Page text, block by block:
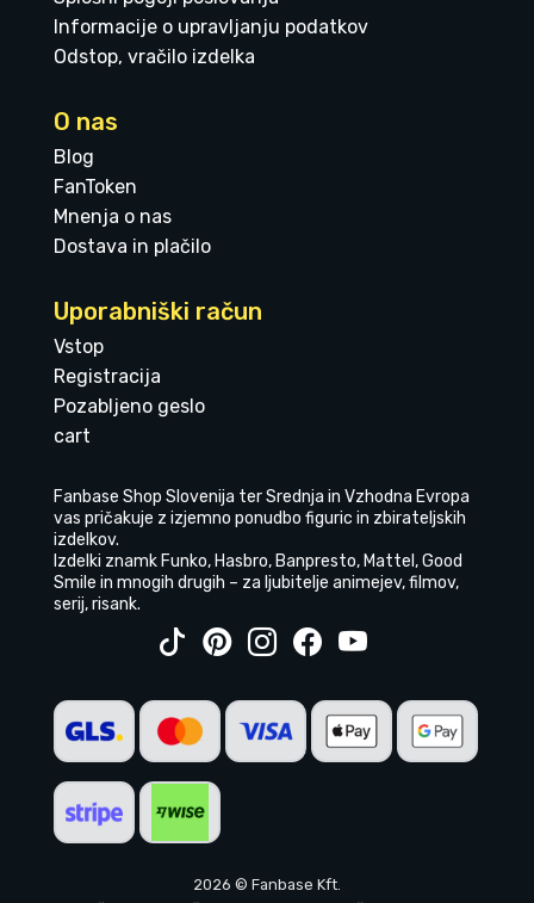
Informacije o upravljanju podatkov
Odstop, vračilo izdelka
O nas
Blog
FanToken
Mnenja o nas
Dostava in plačilo
Uporabniški račun
Vstop
Registracija
Pozabljeno geslo
cart
Fanbase Shop Slovenija ter Srednja in Vzhodna Evropa
vas pričakuje z izjemno ponudbo figuric in zbirateljskih
izdelkov.
Izdelki znamk Funko, Hasbro, Banpresto, Mattel, Good
Smile in mnogih drugih – za ljubitelje animejev, filmov,
serij, risank.
2026 © Fanbase Kft.